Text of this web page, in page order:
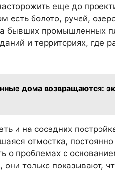
еще до
есть болото, ручей,
бывших промышленных
и территориях, где
дома возвращаются:
и на соседних
отмостка,
о проблемах с
они только показывают,